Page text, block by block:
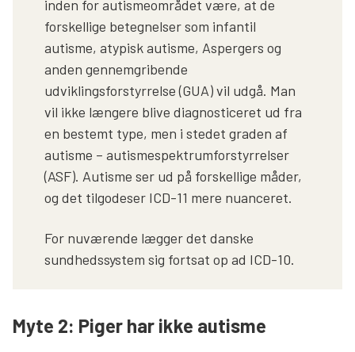
inden for autismeområdet være, at de
forskellige betegnelser som infantil
autisme, atypisk autisme, Aspergers og
anden gennemgribende
udviklingsforstyrrelse (GUA) vil udgå. Man
vil ikke længere blive diagnosticeret ud fra
en bestemt type, men i stedet graden af
autisme – autismespektrumforstyrrelser
(ASF). Autisme ser ud på forskellige måder,
og det tilgodeser ICD-11 mere nuanceret.
For nuværende lægger det danske
sundhedssystem sig fortsat op ad ICD-10.
Myte 2: Piger har ikke autisme